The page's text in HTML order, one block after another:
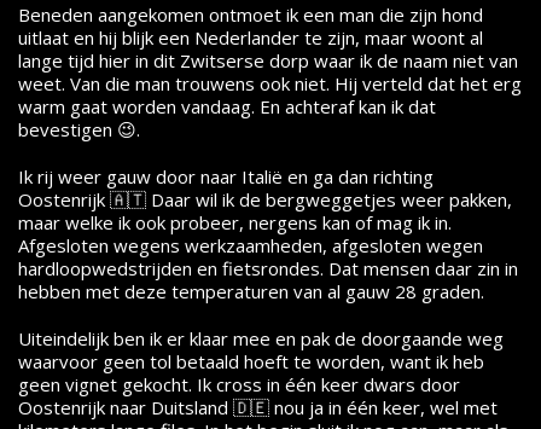
Beneden aangekomen ontmoet ik een man die zijn hond
uitlaat en hij blijk een Nederlander te zijn, maar woont al
lange tijd hier in dit Zwitserse dorp waar ik de naam niet van
weet. Van die man trouwens ook niet. Hij verteld dat het erg
warm gaat worden vandaag. En achteraf kan ik dat
bevestigen 😉.
Ik rij weer gauw door naar Italië en ga dan richting
Oostenrijk 🇦🇹 Daar wil ik de bergweggetjes weer pakken,
maar welke ik ook probeer, nergens kan of mag ik in.
Afgesloten wegens werkzaamheden, afgesloten wegen
hardloopwedstrijden en fietsrondes. Dat mensen daar zin in
hebben met deze temperaturen van al gauw 28 graden.
Uiteindelijk ben ik er klaar mee en pak de doorgaande weg
waarvoor geen tol betaald hoeft te worden, want ik heb
geen vignet gekocht. Ik cross in één keer dwars door
Oostenrijk naar Duitsland 🇩🇪 nou ja in één keer, wel met